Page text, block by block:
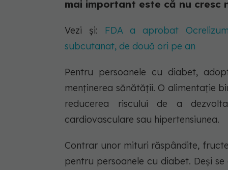
mai important este că nu cresc
Vezi și: FDA a aprobat
subcutanat, de două ori pe an
Pentru persoanele cu diabet,
menținerea sănătății. O alimentație
reducerea riscului de a
cardiovasculare sau hipertensiunea.
Contrar unor mituri răspândite,
pentru persoanele cu diabet. Deși